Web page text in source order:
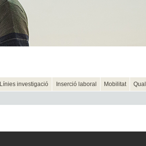
Línies investigació Inserció laboral Mobilitat